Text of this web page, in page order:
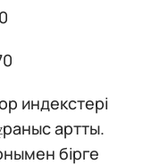
индекстері
артты.
бірге